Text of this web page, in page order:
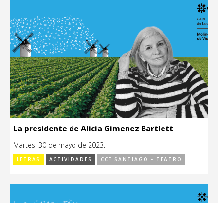
La presidente de Alicia Gimenez Bartlett
Martes, 30 de mayo de 2023.
LETRAS ACTIVIDADES CCE SANTIAGO - TEATRO